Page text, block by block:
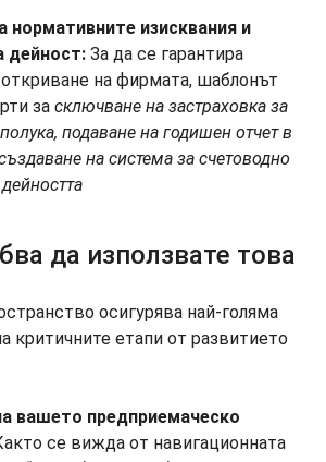
нормативните изисквания и
дейност: За да се гарантира
на фирмата, шаблонът
за сключване на застраховка за
подаване на годишен отчет в
на система за счетоводно
да използвате това
осигурява най-голяма
критичните етапи от развитието
вашето предприемаческо
се вижда от навигационната